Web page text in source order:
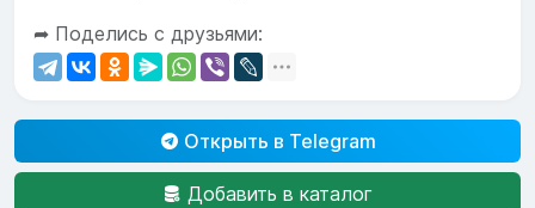
➦ Поделись с друзьями:
Открыть в Telegram
Добавить в каталог